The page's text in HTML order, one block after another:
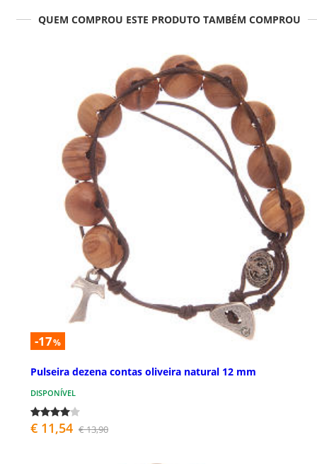
QUEM COMPROU ESTE PRODUTO TAMBÉM COMPROU
-17%
Pulseira dezena contas oliveira natural 12 mm
DISPONÍVEL
€ 11,54 € 13,90